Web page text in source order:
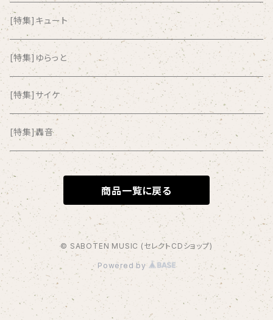
Amsterdamned
ANYO
And Summer Club
anticlockwise
Bad Operation
Bagus!
BBBBBBB
The BEG
[特集]キュート
[特集]ゆらっと
[特集]サイケ
[特集]轟音
商品一覧に戻る
© SABOTEN MUSIC (セレクトCDショップ)
Powered by